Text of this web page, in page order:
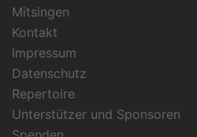
Mitsingen
Kontakt
Impressum
Datenschutz
Repertoire
Unterstützer und Sponsoren